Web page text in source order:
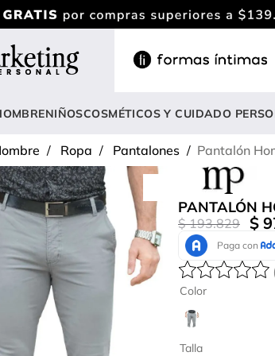
NIÑOSCOSMÉTICOS Y CUIDADO
Ropa Pantalones Pantalón
PANTALÓN
$ 193.829 $
Talla
Color
enterizo
vestido